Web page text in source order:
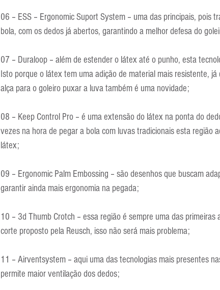
06 – ESS – Ergonomic Suport System – uma das principais, pois
bola, com os dedos já abertos, garantindo a melhor defesa do
07 – Duraloop – além de estender o látex até o punho, esta
Isto porque o látex tem uma adição de material mais resistente,
alça para o goleiro puxar a luva também é uma novidade;
08 – Keep Control Pro – é uma extensão do látex na ponta do
vezes na hora de pegar a bola com luvas tradicionais esta região
látex;
09 – Ergonomic Palm Embossing – são desenhos que buscam
garantir ainda mais ergonomia na pegada;
10 – 3d Thumb Crotch – essa região é sempre uma das
corte proposto pela Reusch, isso não será mais problema;
11 – Airventsystem – aqui uma das tecnologias mais presentes
permite maior ventilação dos dedos;